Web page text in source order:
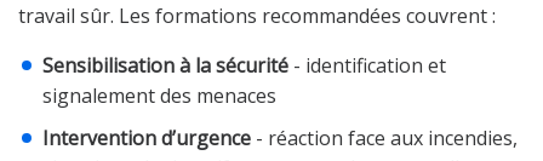
travail sûr. Les formations recommandées couvrent :
Sensibilisation à la sécurité - identification et
signalement des menaces
Intervention d’urgence - réaction face aux incendies,